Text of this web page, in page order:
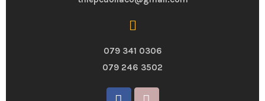
079 341 0306
079 246 3502